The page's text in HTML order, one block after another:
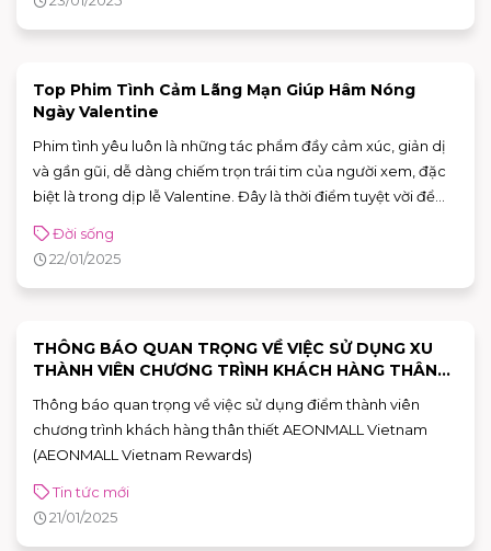
tưởng nhất.
Top Phim Tình Cảm Lãng Mạn Giúp Hâm Nóng
Ngày Valentine
Phim tình yêu luôn là những tác phẩm đầy cảm xúc, giản dị
và gần gũi, dễ dàng chiếm trọn trái tim của người xem, đặc
biệt là trong dịp lễ Valentine. Đây là thời điểm tuyệt vời để
những bộ phim ngọt ngào, đầy cảm xúc này.
Đời sống
22/01/2025
THÔNG BÁO QUAN TRỌNG VỀ VIỆC SỬ DỤNG XU
THÀNH VIÊN CHƯƠNG TRÌNH KHÁCH HÀNG THÂN
REWARDS)
Thông báo quan trọng về việc sử dụng điểm thành viên
chương trình khách hàng thân thiết AEONMALL Vietnam
(AEONMALL Vietnam Rewards)
Tin tức mới
21/01/2025